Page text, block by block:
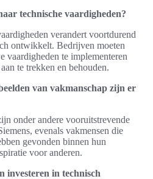
technische vaardigheden?
verandert voortdurend
ontwikkelt. Bedrijven moeten
vaardigheden te implementeren
te trekken en behouden.
van vakmanschap zijn er
onder andere vooruitstrevende
evenals vakmensen die
gevonden binnen hun
voor anderen.
investeren in technisch